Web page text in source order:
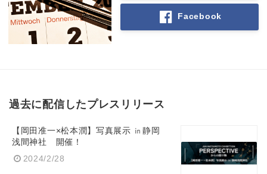
Facebook
過去に配信したプレスリリース
【岡田准一×松本潤】写真展示 ㏌静岡
浅間神社 開催！
2024/2/28